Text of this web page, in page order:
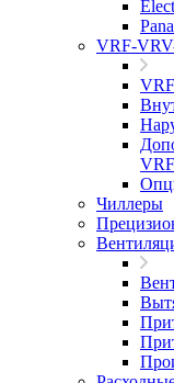
VRF-
Чиллеры